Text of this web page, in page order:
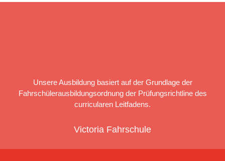
Unsere Ausbildung basiert auf der Grundlage der
Fahrschülerausbildungsordnung der Prüfungsrichtline des
curricularen Leitfadens.
Victoria Fahrschule